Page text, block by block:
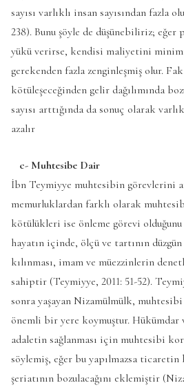
sayısı varlıklı insan sayısından fazla
238). Bunu şöyle de düşünebiliriz;
yükü verirse, kendisi maliyetini
gerekenden fazla zenginleşmiş olur.
kötüleşeceğinden gelir dağılımında
sayısı arttığında da sonuç olarak
azalır
c- Muhtesibe Dair
İbn Teymiyye muhtesibin görevlerini
memurluklardan farklı olarak
kötülükleri ise önleme görevi
hayatın içinde, ölçü ve tartının düzgün
kılınması, imam ve müezzinlerin
sahiptir (Teymiyye, 2011: 51-52).
sonra yaşayan Nizamülmülk,
önemli bir yere koymuştur. Hükümdar
adaletin sağlanması için muhtesibi
söylemiş, eğer bu yapılmazsa ticaretin
şeriatının bozulacağını eklemiştir